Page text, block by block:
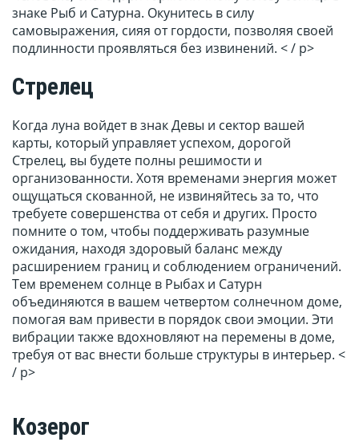
знаке Рыб и Сатурна. Окунитесь в силу
самовыражения, сияя от гордости, позволяя своей
подлинности проявляться без извинений. < / p>
Стрелец
Когда луна войдет в знак Девы и сектор вашей
карты, который управляет успехом, дорогой
Стрелец, вы будете полны решимости и
организованности. Хотя временами энергия может
ощущаться скованной, не извиняйтесь за то, что
требуете совершенства от себя и других. Просто
помните о том, чтобы поддерживать разумные
ожидания, находя здоровый баланс между
расширением границ и соблюдением ограничений.
Тем временем солнце в Рыбах и Сатурн
объединяются в вашем четвертом солнечном доме,
помогая вам привести в порядок свои эмоции. Эти
вибрации также вдохновляют на перемены в доме,
требуя от вас внести больше структуры в интерьер. <
/ p>
Козерог